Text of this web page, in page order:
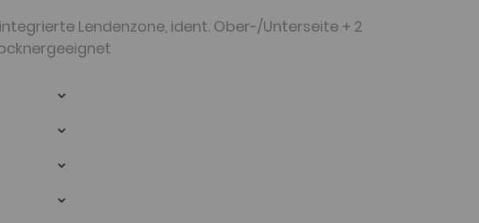
Lendenzone, ident. Ober-/Unterseite + 2